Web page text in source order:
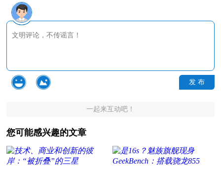
发 布
一起来互动吧！
您可能感兴趣的文章